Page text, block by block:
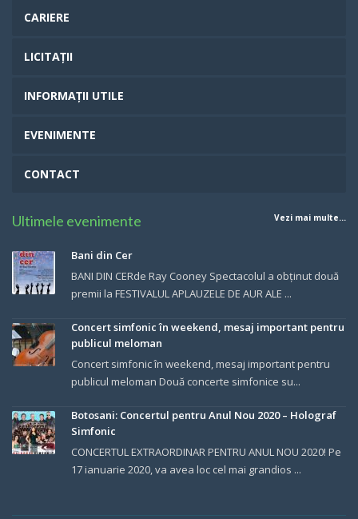
CARIERE
LICITAȚII
INFORMAȚII UTILE
EVENIMENTE
CONTACT
Ultimele evenimente Vezi mai multe...
Bani din Cer
BANI DIN CERde Ray Cooney Spectacolul a obținut două
premii la FESTIVALUL APLAUZELE DE AUR ALE ...
Concert simfonic în weekend, mesaj important pentru
publicul meloman
Concert simfonic în weekend, mesaj important pentru
publicul meloman Două concerte simfonice su...
Botosani: Concertul pentru Anul Nou 2020 – Holograf
Simfonic
CONCERTUL EXTRAORDINAR PENTRU ANUL NOU 2020! Pe
17 ianuarie 2020, va avea loc cel mai grandios ...